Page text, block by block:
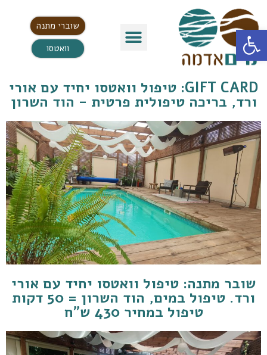
פתח סרגל נגישות
שוברי מתנה
וואטסו
GIFT CARD: טיפול וואטסו יחיד עם אורי
ורד, בריכה טיפולית פרטית - הוד השרון
שובר מתנה: טיפול וואטסו יחיד עם אורי
ורד. טיפול במים, הוד השרון = 50 דקות
טיפול במחיר 430 ש"ח